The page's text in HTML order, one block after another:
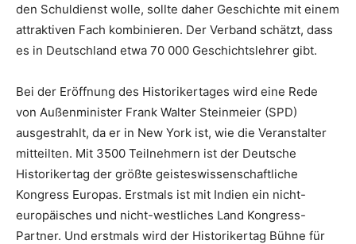
den Schuldienst wolle, sollte daher Geschichte mit einem
attraktiven Fach kombinieren. Der Verband schätzt, dass
es in Deutschland etwa 70 000 Geschichtslehrer gibt.
Bei der Eröffnung des Historikertages wird eine Rede
von Außenminister Frank Walter Steinmeier (SPD)
ausgestrahlt, da er in New York ist, wie die Veranstalter
mitteilten. Mit 3500 Teilnehmern ist der Deutsche
Historikertag der größte geisteswissenschaftliche
Kongress Europas. Erstmals ist mit Indien ein nicht-
europäisches und nicht-westliches Land Kongress-
Partner. Und erstmals wird der Historikertag Bühne für